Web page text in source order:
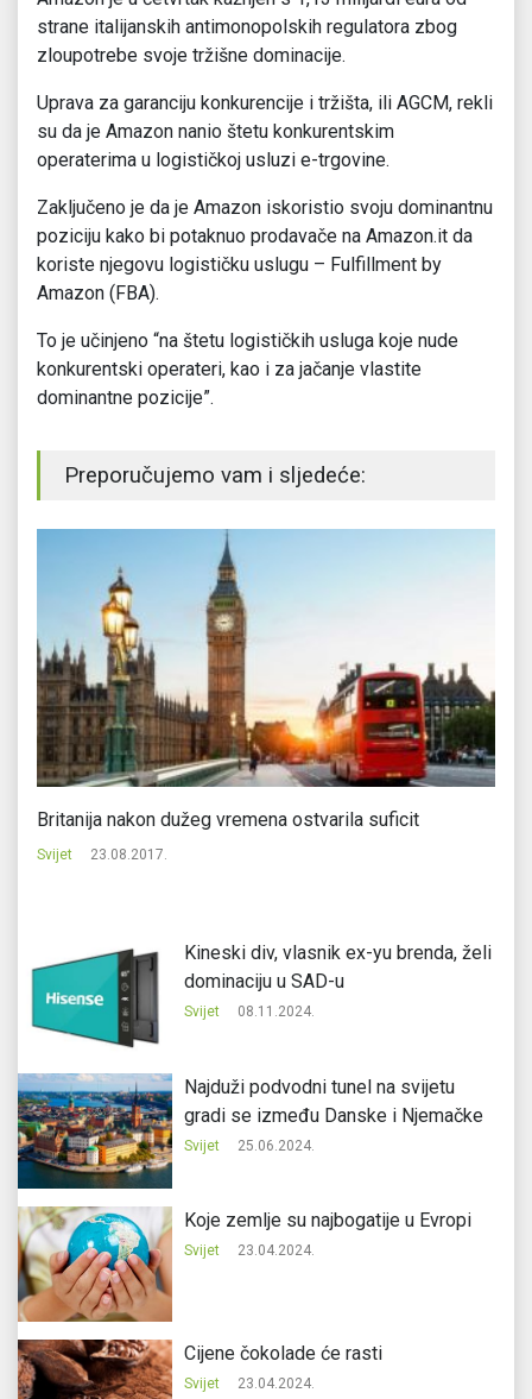
strane italijanskih antimonopolskih regulatora zbog
zloupotrebe svoje tržišne dominacije.
Uprava za garanciju konkurencije i tržišta, ili AGCM, rekli
su da je Amazon nanio štetu konkurentskim
operaterima u logističkoj usluzi e-trgovine.
Zaključeno je da je Amazon iskoristio svoju dominantnu
poziciju kako bi potaknuo prodavače na Amazon.it da
koriste njegovu logističku uslugu – Fulfillment by
Amazon (FBA).
To je učinjeno “na štetu logističkih usluga koje nude
konkurentski operateri, kao i za jačanje vlastite
dominantne pozicije”.
Preporučujemo vam i sljedeće:
Britanija nakon dužeg vremena ostvarila suficit
Svijet 23.08.2017.
Kineski div, vlasnik ex-yu brenda, želi
dominaciju u SAD-u
Svijet 08.11.2024.
Najduži podvodni tunel na svijetu
gradi se između Danske i Njemačke
Svijet 25.06.2024.
Koje zemlje su najbogatije u Evropi
Svijet 23.04.2024.
Cijene čokolade će rasti
Svijet 23.04.2024.